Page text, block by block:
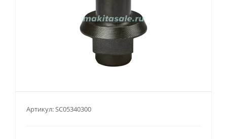
Артикул:SC05340300